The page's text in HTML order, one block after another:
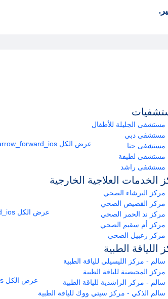
مستشفى الجليلة للأطفال
مستشفى دبي
مستشفى حتا
مستشفى لطيفة
مستشفى راشد
عرض الكل
الخدمات العلاجية الخارجية
مركز البرشاء الصحي
مركز القصيص الصحي
مركز ند الحمر الصحي
مركز أم سقيم الصحي
مركز زعبيل الصحي
عرض الكل
اللياقة الطبية
سالم - مركز الليسيلي للياقة الطبية
مركز المحيصنة للياقة الطبية
سالم - مركز الراشدية للياقة الطبية
سالم الذكي - مركز سيتي ووك للياقة الطبية
عرض الكل